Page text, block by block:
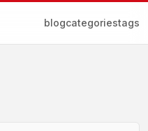
blogcategoriestags